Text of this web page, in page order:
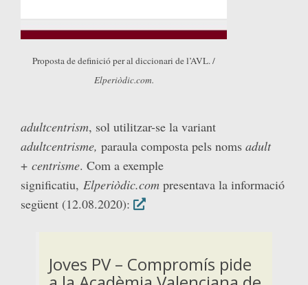
Proposta de definició per al diccionari de l’AVL. /
Elperiòdic.com.
adultcentrism, sol utilitzar-se la variant
adultcentrisme, paraula composta pels noms adult
+ centrisme. Com a exemple
significatiu, Elperiòdic.com presentava la informació
següent (12.08.2020):
Joves PV – Compromís pide